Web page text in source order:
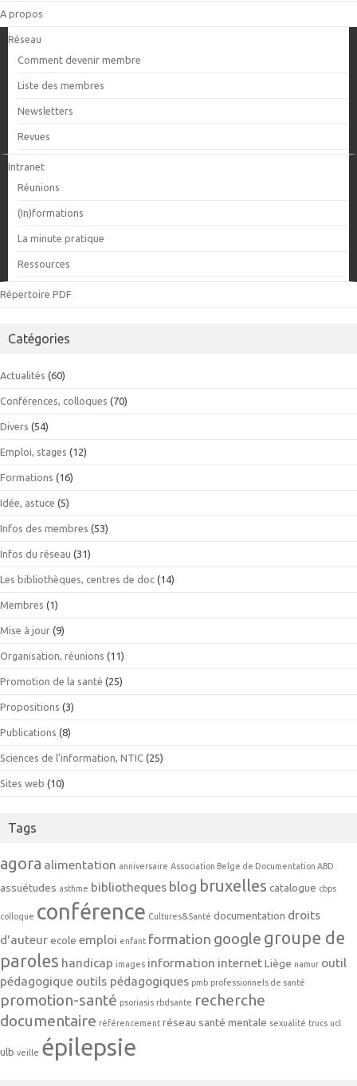
A propos
Réseau
Comment devenir membre
Liste des membres
Newsletters
Revues
Intranet
Réunions
(In)formations
La minute pratique
Ressources
Répertoire PDF
Catégories
Actualités (60)
Conférences, colloques (70)
Divers (54)
Emploi, stages (12)
Formations (16)
Idée, astuce (5)
Infos des membres (53)
Infos du réseau (31)
Les bibliothèques, centres de doc (14)
Membres (1)
Mise à jour (9)
Organisation, réunions (11)
Promotion de la santé (25)
Propositions (3)
Publications (8)
Sciences de l'information, NTIC (25)
Sites web (10)
Tags
agora alimentation anniversaire Association Belge de Documentation ABD
assuétudes asthme bibliotheques blog bruxelles catalogue cbps
colloque conférence Cultures&Santé documentation droits
d'auteur ecole emploi enfant formation google groupe de
paroles handicap images information internet Liège namur outil
pédagogique outils pédagogiques pmb professionnels de santé
promotion-santé psoriasis rbdsante recherche
documentaire référencement réseau santé mentale sexualité trucs ucl
ulb veille épilepsie